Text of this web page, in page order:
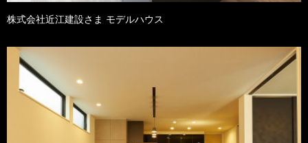
株式会社近江建設さま モデルハウス